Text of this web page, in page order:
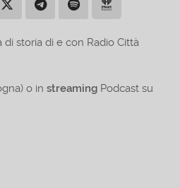
storia di e con Radio Città
o instreaming Podcast su